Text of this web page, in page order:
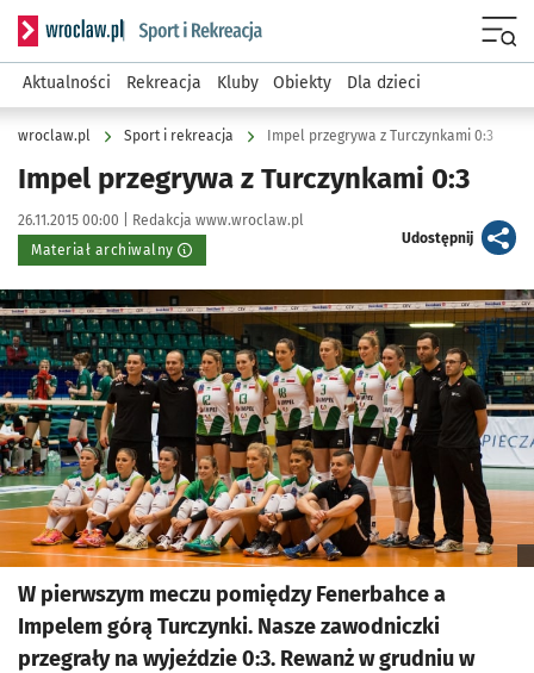
Serwis informacyjny wroclaw.pl podserwis: Sport i rekreacja
Aktualności Rekreacja Kluby Obiekty Dla dzieci
wroclaw.pl Sport i rekreacja Impel przegrywa z Turczynkami 0:3
Impel przegrywa z Turczynkami 0:3
Data publikacji:
26.11.2015 00:00 | Autor:
Redakcja www.wroclaw.pl
Materiał archiwalny
Udostępnijartykuł
Kliknij, aby powiększyć
W pierwszym meczu pomiędzy Fenerbahce a
Impelem górą Turczynki. Nasze zawodniczki
przegrały na wyjeździe 0:3. Rewanż w grudniu w